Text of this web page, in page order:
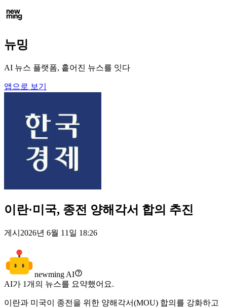
뉴밍
AI 뉴스 플랫폼, 흩어진 뉴스를 잇다
앱으로 보기
이란·미국, 종전 양해각서 합의 추진
게시 2026년 6월 11일 18:26
newming AI
AI가 1개의 뉴스를 요약했어요.
이란과 미국이 종전을 위한 양해각서(MOU) 합의를 강화하고